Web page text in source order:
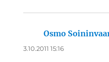
Osmo
3.10.2011 15:16